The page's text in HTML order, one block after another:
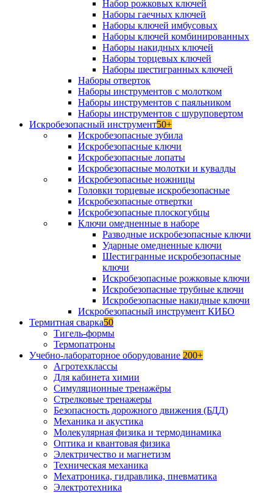
Набор рожковых ключей
Наборы гаечных ключей
Наборы ключей имбусовых
Наборы ключей комбинированных
Наборы накидных ключей
Наборы торцевых ключей
Наборы шестигранных ключей
Наборы отверток
Наборы инструментов с молотком
Наборы инструментов с паяльником
Наборы инструментов с шуруповертом
Искробезопасный инструмент50+
Искробезопасные зубила
Искробезопасные ключи
Искробезопасные лопаты
Искробезопасные молотки и кувалды
Искробезопасные ножницы
Головки торцевые искробезопасные
Искробезопасные отвертки
Искробезопасные плоскогубцы
Ключи омедненные в наборе
Разводные искробезопасные ключи
Ударные омедненные ключи
Шестигранные искробезопасные
ключи
Искробезопасные рожковые ключи
Искробезопасные трубные ключи
Искробезопасные накидные ключи
Искробезопасный инструмент КИБО
Термитная сварка50
Тигель-формы
Термопатроны
Учебно-лабораторное оборудование 200+
Агротехклассы
Для кабинета химии
Симуляционные тренажёры
Стрелковые тренажеры
Безопасность дорожного движения (БДД)
Механика и акустика
Молекулярная физика и термодинамика
Оптика и квантовая физика
Электричество и магнетизм
Техническая механика
Мехатроника, гидравлика, пневматика
Электротехника